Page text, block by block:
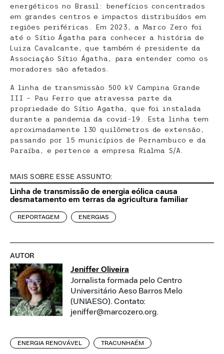
energéticos no Brasil: benefícios concentrados
em grandes centros e impactos distribuídos em
regiões periféricas. Em 2023, a Marco Zero foi
até o Sítio Ágatha para conhecer a história de
Luiza Cavalcante, que também é presidente da
Associação Sítio Ágatha, para entender como os
moradores são afetados.
A linha de transmissão 500 kV Campina Grande
III – Pau Ferro que atravessa parte da
propriedade do Sítio Agatha, que foi instalada
durante a pandemia da covid-19. Esta linha tem
aproximadamente 130 quilômetros de extensão,
passando por 15 municípios de Pernambuco e da
Paraíba, e pertence a empresa Rialma S/A.
MAIS SOBRE ESSE ASSUNTO:
Linha de transmissão de energia eólica causa
desmatamento em terras da agricultura familiar
REPORTAGEM ENERGIAS
AUTOR
Jeniffer Oliveira
Jornalista formada pelo Centro
Universitário Aeso Barros Melo
(UNIAESO). Contato:
jeniffer@marcozero.org.
ENERGIA RENOVÁVEL TRACUNHAÉM